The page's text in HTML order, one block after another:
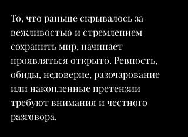
То, что раньше скрывалось за
вежливостью и стремлением
сохранить мир, начинает
проявляться открыто. Ревность,
обиды, недоверие, разочарование
или накопленные претензии
требуют внимания и честного
разговора.